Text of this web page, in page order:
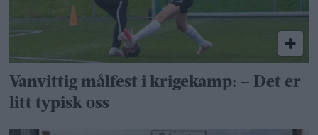
Vanvittig målfest i krigekamp: – Det er
litt typisk oss